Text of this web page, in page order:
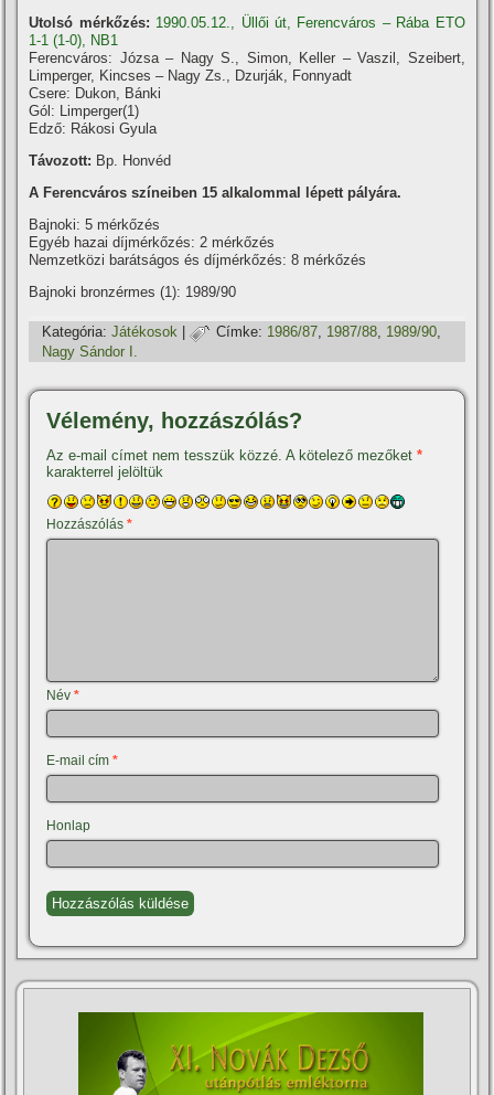
Utolsó mérkőzés: 1990.05.12., Üllői út, Ferencváros – Rába ETO
1-1 (1-0), NB1
Ferencváros: Józsa – Nagy S., Simon, Keller – Vaszil, Szeibert,
Limperger, Kincses – Nagy Zs., Dzurják, Fonnyadt
Csere: Dukon, Bánki
Gól: Limperger(1)
Edző: Rákosi Gyula
Távozott: Bp. Honvéd
A Ferencváros szí­neiben 15 alkalommal lépett pályára.
Bajnoki: 5 mérkőzés
Egyéb hazai dí­jmérkőzés: 2 mérkőzés
Nemzetközi barátságos és dí­jmérkőzés: 8 mérkőzés
Bajnoki bronzérmes (1): 1989/90
Kategória: Játékosok | Címke: 1986/87, 1987/88, 1989/90,
Nagy Sándor I.
Vélemény, hozzászólás?
Az e-mail címet nem tesszük közzé. A kötelező mezőket*
karakterrel jelöltük
Hozzászólás*
Név*
E-mail cím*
Honlap